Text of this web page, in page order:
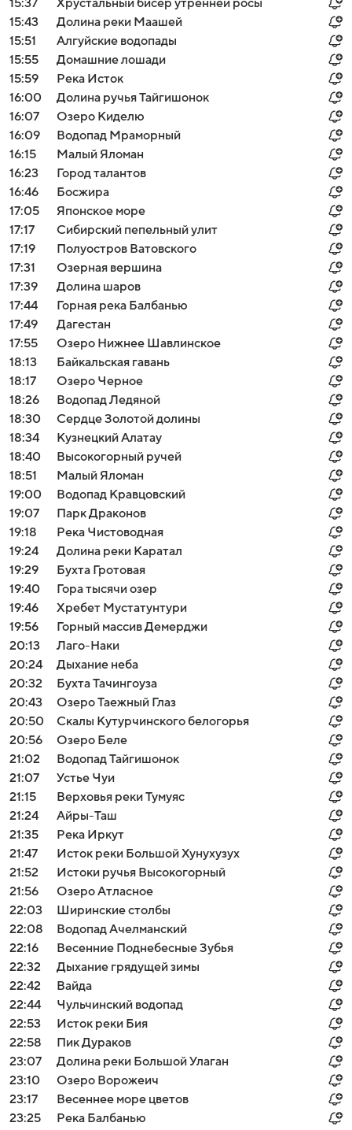
15:37
Хрустальный бисер утренней росы
15:43
Долина реки Маашей
15:51
Алгуйские водопады
15:55
Домашние лошади
15:59
Река Исток
16:00
Долина ручья Тайгишонок
16:07
Озеро Киделю
16:09
Водопад Мраморный
16:15
Малый Яломан
16:23
Город талантов
16:46
Босжира
17:05
Японское море
17:17
Сибирский пепельный улит
17:19
Полуостров Ватовского
17:31
Озерная вершина
17:39
Долина шаров
17:44
Горная река Балбанью
17:49
Дагестан
17:55
Озеро Нижнее Шавлинское
18:13
Байкальская гавань
18:17
Озеро Черное
18:26
Водопад Ледяной
18:30
Сердце Золотой долины
18:34
Кузнецкий Алатау
18:40
Высокогорный ручей
18:51
Малый Яломан
19:00
Водопад Кравцовский
19:07
Парк Драконов
19:18
Река Чистоводная
19:24
Долина реки Каратал
19:29
Бухта Гротовая
19:40
Гора тысячи озер
19:46
Хребет Мустатунтури
19:56
Горный массив Демерджи
20:13
Лаго-Наки
20:24
Дыхание неба
20:32
Бухта Тачингоуза
20:43
Озеро Таежный Глаз
20:50
Скалы Кутурчинского белогорья
20:56
Озеро Беле
21:02
Водопад Тайгишонок
21:07
Устье Чуи
21:15
Верховья реки Тумуяс
21:24
Айры-Таш
21:35
Река Иркут
21:47
Исток реки Большой Хунухузух
21:52
Истоки ручья Высокогорный
21:56
Озеро Атласное
22:03
Ширинские столбы
22:08
Водопад Ачелманский
22:16
Весенние Поднебесные Зубья
22:32
Дыхание грядущей зимы
22:42
Вайда
22:44
Чульчинский водопад
22:53
Исток реки Бия
22:58
Пик Дураков
23:07
Долина реки Большой Улаган
23:10
Озеро Ворожеич
23:17
Весеннее море цветов
23:25
Река Балбанью